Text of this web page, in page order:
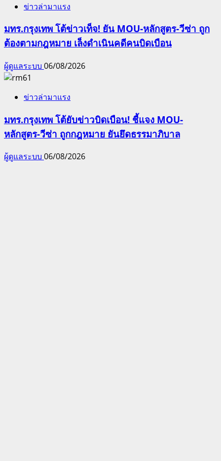
ข่าวล่ามาแรง
มทร.กรุงเทพ โต้ข่าวเท็จ! ยัน MOU-หลักสูตร-วีซ่า ถูก
ต้องตามกฎหมาย เล็งดำเนินคดีคนบิดเบือน
ผู้ดูแลระบบ 06/08/2026
ข่าวล่ามาแรง
มทร.กรุงเทพ โต้ยับข่าวบิดเบือน! ชี้แจง MOU-
หลักสูตร-วีซ่า ถูกกฎหมาย ยันยึดธรรมาภิบาล
ผู้ดูแลระบบ 06/08/2026